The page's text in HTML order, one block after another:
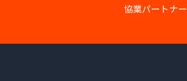
協業パートナー